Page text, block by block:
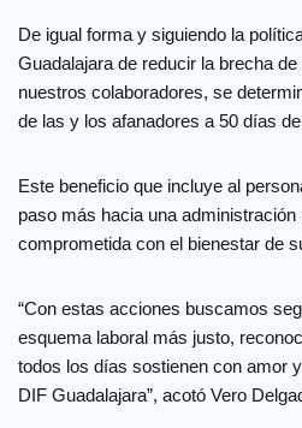
De igual forma y siguiendo la
Guadalajara de reducir la brecha
nuestros colaboradores, se
de las y los afanadores a 50 días
Este beneficio que incluye al
paso más hacia una
comprometida con el bienestar de
“Con estas acciones buscamos
esquema laboral más justo,
todos los días sostienen con amor
DIF Guadalajara”, acotó Vero